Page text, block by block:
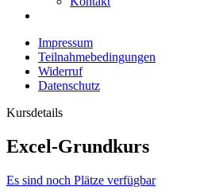
Impressum
Teilnahmebedingungen
Widerruf
Datenschutz
Kursdetails
Excel-Grundkurs
Es sind noch Plätze verfügbar